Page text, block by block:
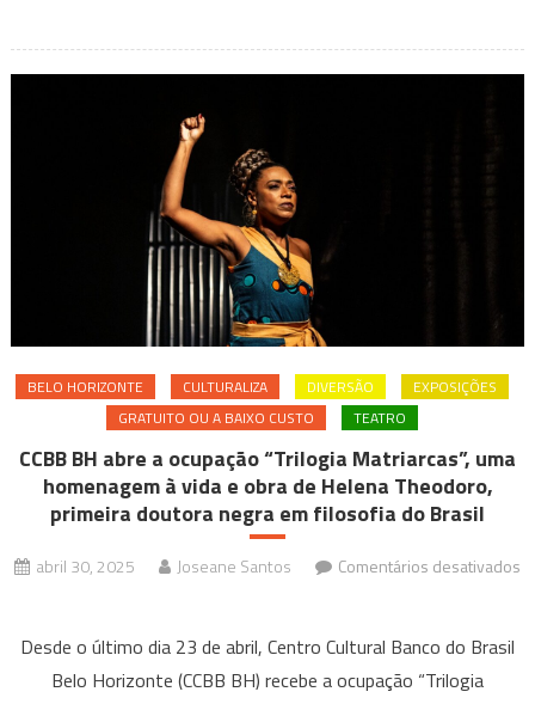
BELO HORIZONTE CULTURALIZA DIVERSÃO
EXPOSIÇÕES
GRATUITO OU A BAIXO CUSTO
TEATRO
CCBB BH abre a ocupação “Trilogia Matriarcas”, uma
homenagem à vida e obra de Helena Theodoro,
primeira doutora negra em filosofia do Brasil
abril 30, 2025 Joseane Santos
Comentários desativados
BH
abre
Desde o último dia 23 de abril, Centro Cultural Banco do Brasil
Belo Horizonte (CCBB BH) recebe a ocupação “Trilogia